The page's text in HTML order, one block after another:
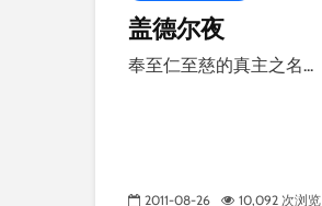
盖德尔夜
奉至仁至慈的真主之名...
2011-08-26 10,092 次浏览